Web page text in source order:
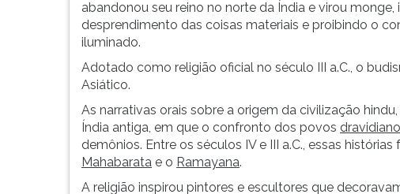
abandonou seu reino no norte da Índia e virou
desprendimento das coisas materiais e proibindo o
iluminado.
Adotado como religião oficial no século III a.C., o
Asiático.
As narrativas orais sobre a origem da civilização
Índia antiga, em que o confronto dos povos dravidiano
demônios. Entre os séculos IV e III a.C., essas
Mahabarata e o Ramayana.
A religião inspirou pintores e escultores que